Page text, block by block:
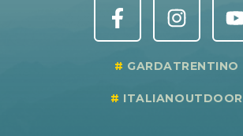
GARDATRENTINO
ITALIANOUTDOOR